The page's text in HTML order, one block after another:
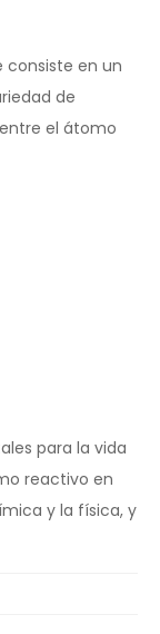
consiste en un
de
el átomo
para la vida
reactivo en
y la física, y